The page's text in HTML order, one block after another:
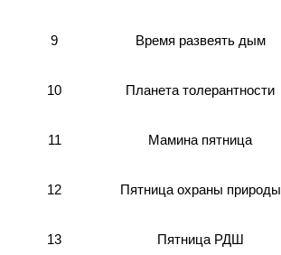
9 Время развеять дым
10 Планета толерантности
11 Мамина пятница
12 Пятница охраны природы
13 Пятница РДШ